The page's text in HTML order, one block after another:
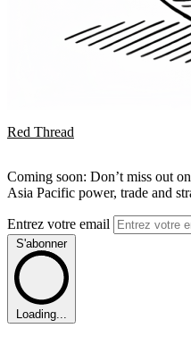
Red Thread
Coming soon: Don’t miss out
Asia Pacific power, trade and
Entrez votre email
S'abonner
Loading...